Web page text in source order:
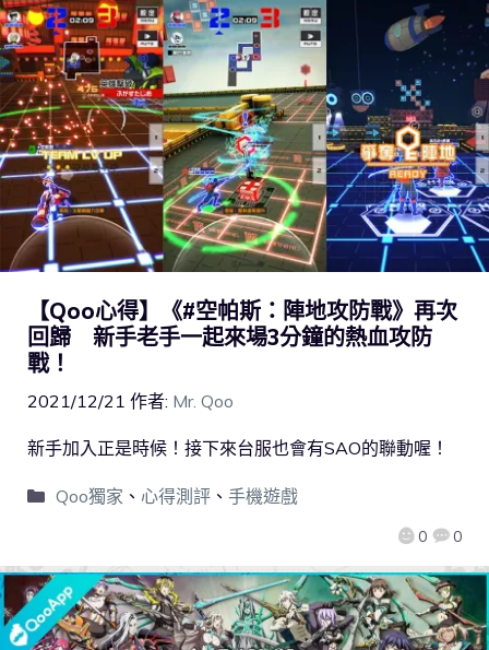
【Qoo心得】《#空帕斯：陣地攻防戰》再次
回歸 新手老手一起來場3分鐘的熱血攻防
戰！
2021/12/21 作者: Mr. Qoo
0 0
新手加入正是時候！接下來台服也會有SAO的聯動喔！
Qoo獨家 、 心得測評、 手機遊戲